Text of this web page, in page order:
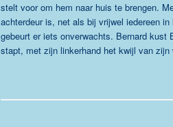
stelt voor om hem naar huis te brengen.
achterdeur is, net als bij vrijwel iedereen
gebeurt er iets onverwachts. Bernard
stapt, met zijn linkerhand het kwijl van zijn